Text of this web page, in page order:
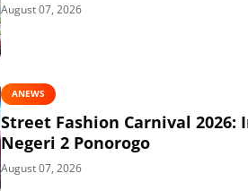
August 07, 2026
ANEWS
Street Fashion Carnival 2026:
Negeri 2 Ponorogo
August 07, 2026